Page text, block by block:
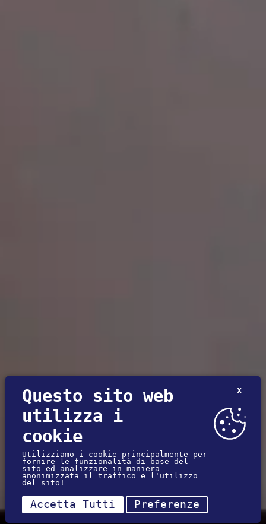
Questo sito web
utilizza i
cookie
X
Utilizziamo i cookie principalmente per
fornire le funzionalità di base del
sito ed analizzare in maniera
anonimizzata il traffico e l'utilizzo
del sito!
Accetta Tutti Preferenze